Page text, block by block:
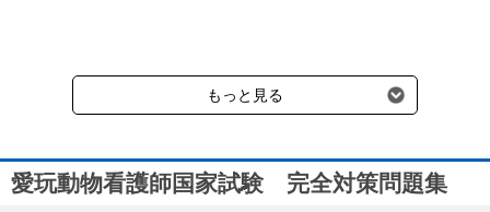
著者 ： 鈴木 勝（国試研 代表）
仕様 ： B5判 並製 約520頁 赤チェックシート付
受けます。
もっと見る
愛玩動物看護師国家試験 完全対策問題集